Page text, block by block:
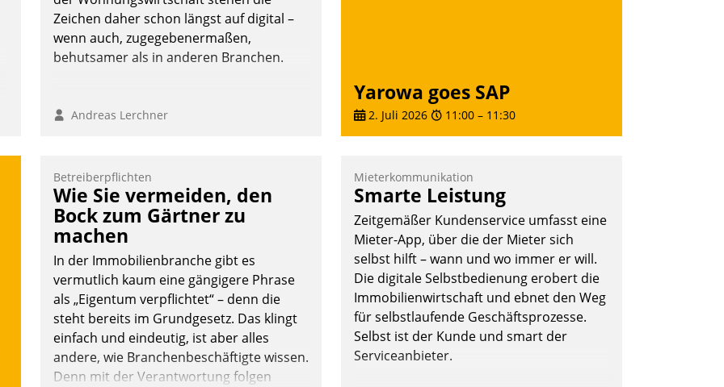
Zeichen daher schon längst auf digital –
wenn auch, zugegebenermaßen,
behutsamer als in anderen Branchen.
Andreas Lerchner
Yarowa goes SAP
2. Juli 2026 11:00 – 11:30
Betreiberpflichten
Wie Sie vermeiden, den
Bock zum Gärtner zu
machen
In der Immobilienbranche gibt es
vermutlich kaum eine gängigere Phrase
als „Eigentum verpflichtet“ – denn die
steht bereits im Grundgesetz. Das klingt
einfach und eindeutig, ist aber alles
andere, wie Branchenbeschäftigte wissen.
Denn mit der Verantwortung folgen
Mieterkommunikation
Smarte Leistung
Zeitgemäßer Kundenservice umfasst eine
Mieter-App, über die der Mieter sich
selbst hilft – wann und wo immer er will.
Die digitale Selbstbedienung erobert die
Immobilienwirtschaft und ebnet den Weg
für selbstlaufende Geschäftsprozesse.
Selbst ist der Kunde und smart der
Serviceanbieter.